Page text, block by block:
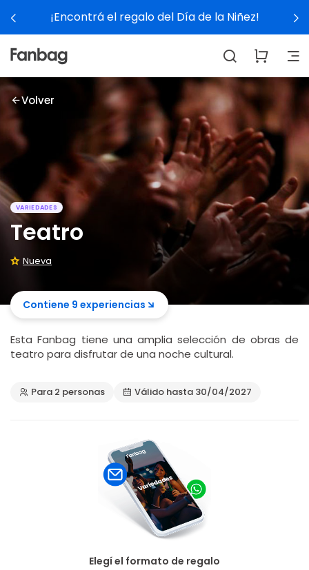
¡Encontrá el regalo del Día de la Niñez!
Volver
VARIEDADES
Teatro
Nueva
Contiene 9 experiencias
Esta Fanbag tiene una amplia selección de obras de
teatro para disfrutar de una noche cultural.
Para 2 personas Válido hasta 30/04/2027
Elegí el formato de regalo